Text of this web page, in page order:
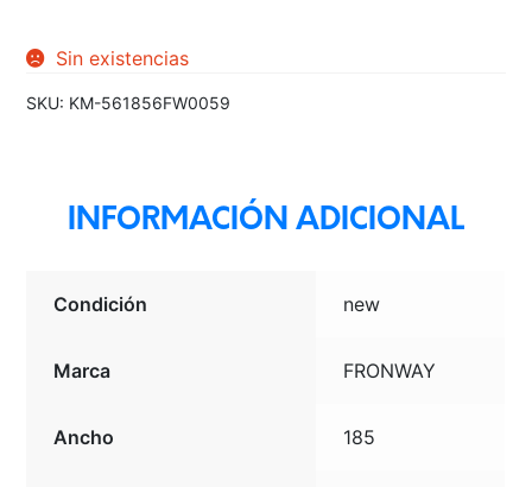
Sin existencias
SKU: KM-561856FW0059
INFORMACIÓN ADICIONAL
Condición new
Marca FRONWAY
Ancho 185